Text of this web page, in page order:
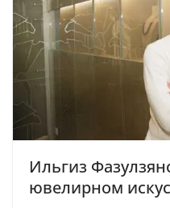
Ильгиз
ювелирном